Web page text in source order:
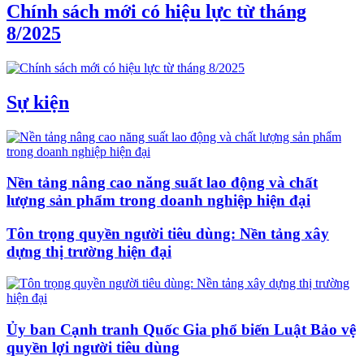
Chính sách mới có hiệu lực từ tháng
8/2025
Sự kiện
Nền tảng nâng cao năng suất lao động và chất
lượng sản phẩm trong doanh nghiệp hiện đại
Tôn trọng quyền người tiêu dùng: Nền tảng xây
dựng thị trường hiện đại
Ủy ban Cạnh tranh Quốc Gia phổ biến Luật Bảo vệ
quyền lợi người tiêu dùng